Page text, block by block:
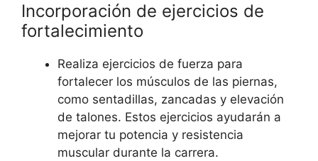
Incorporación de ejercicios de
fortalecimiento
Realiza ejercicios de fuerza para
fortalecer los músculos de las piernas,
como sentadillas, zancadas y elevación
de talones. Estos ejercicios ayudarán a
mejorar tu potencia y resistencia
muscular durante la carrera.